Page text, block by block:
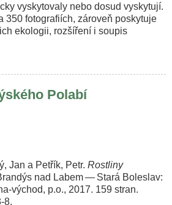
vyskytovaly nebo dosud vyskytují.
350 fotografiích, zároveň poskytuje
ekologii, rozšíření i soupis
Polabí
Jan a Petřík, Petr. Rostliny
nad Labem — Stará Boleslav:
východ, p.o., 2017. 159 stran.
8.